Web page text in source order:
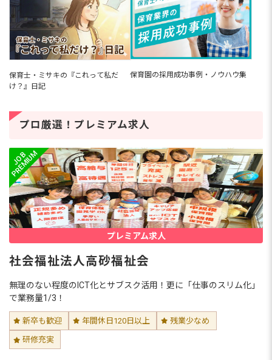
取得方法。費用無料の研修内容・働
ける職場・保育士との違いまで解説
子育て支援員の資格取得方法は、自治体が実施す
る「子育て支援員研修」を修了することです。18
歳以上なら無資格・未経験でも受講でき、保育所
や学童等で即戦力として働けます。本記事では、
専門研修の内容・専門研...
幼稚園も保育園も経験して11年
度がある園で働きたい」「自分のやりたい保育を
ク！を活用した転職を決意...
保育園事務・幼稚園事務がきつい5つ
の理由！仕事内容・年収・メリット
まで徹底解説
保育園の事務がきついと感じる最大の理由は、保
育士との役割の境界が曖昧になりやすいことで
す。保育園で事務職の仕事を知りたい方や、仕事
に就いてから後悔したくない方、今回は、保育園
事務の仕事内容や業務がきつ...
フリーランス保育士とは？【2026年
版】 働き方・年収・なる方法を解説
特定の園に所属せず、自分のスキルと経験を活か
不足や働き方の多様化を背景に、需要が急増して
子どもと関わる仕事36選！資格な
し・未経験OKの職種と年収・種類を
保育士・ミサキの『これって私だ
け？』日記
保育園の採用成功事例・ノウハウ集
プロ厳選！プレミアム求人
社会福祉法人高砂福祉会
新卒も歓迎 年間休日120日以上 残業少なめ
研修充実
無理のない程度のICT化とサブスク活用！更に「仕事のスリム化」
で業務量1/3！
プレミアム求人